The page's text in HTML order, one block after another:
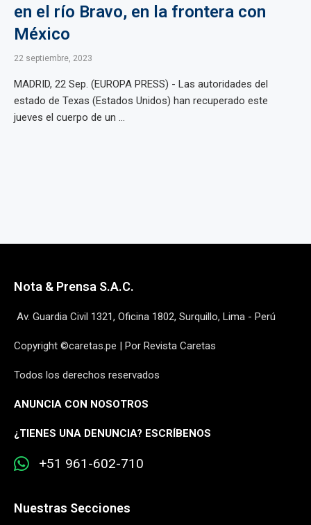
en el río Bravo, en la frontera con
México
22 septiembre, 2023
MADRID, 22 Sep. (EUROPA PRESS) - Las autoridades del
estado de Texas (Estados Unidos) han recuperado este
jueves el cuerpo de un ...
Nota & Prensa S.A.C.
Av. Guardia Civil 1321, Oficina 1802, Surquillo, Lima - Perú
Copyright ©caretas.pe | Por Revista Caretas
Todos los derechos reservados
ANUNCIA CON NOSOTROS
¿TIENES UNA DENUNCIA? ESCRÍBENOS
+51 961-602-710
Nuestras Secciones